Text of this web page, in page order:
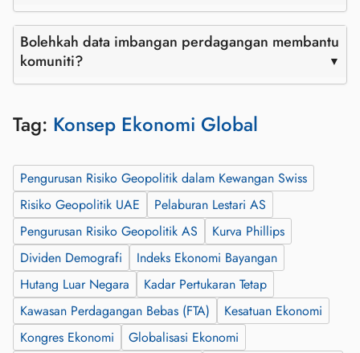
Bolehkah data imbangan perdagangan membantu
komuniti?
Tag: Konsep Ekonomi Global
Pengurusan Risiko Geopolitik dalam Kewangan Swiss
Risiko Geopolitik UAE
Pelaburan Lestari AS
Pengurusan Risiko Geopolitik AS
Kurva Phillips
Dividen Demografi
Indeks Ekonomi Bayangan
Hutang Luar Negara
Kadar Pertukaran Tetap
Kawasan Perdagangan Bebas (FTA)
Kesatuan Ekonomi
Kongres Ekonomi
Globalisasi Ekonomi